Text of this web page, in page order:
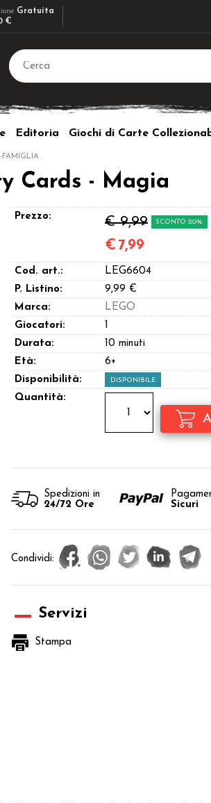
Gratuita
€
Editoria Giochi di Carte
FAMIGLIA
Cards - Magia
Prezzo: € 9,99 SCONTO 20%
€ 7,99
Cod. art.:
LEG6604
P. Listino:
9,99 €
Marca:
LEGO
Giocatori:
1
Durata:
10 minuti
Età:
6+
Disponibilità:
DISPONIBILE
Quantità:
Spedizioni in
24/72 Ore
Sicuri
Condividi:
Servizi
Stampa